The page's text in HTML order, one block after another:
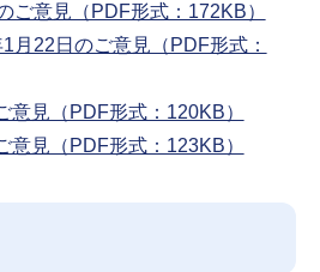
ご意見（PDF形式：172KB）
月22日のご意見（PDF形式：
意見（PDF形式：120KB）
意見（PDF形式：123KB）